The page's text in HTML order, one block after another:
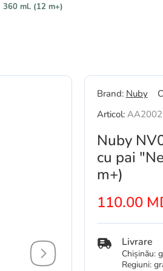
ml. (12 m+)
Brand: Nuby
Articol:
Nuby
cu pai
m+)
110.00
Livrare
Chișinău:
Regiuni: